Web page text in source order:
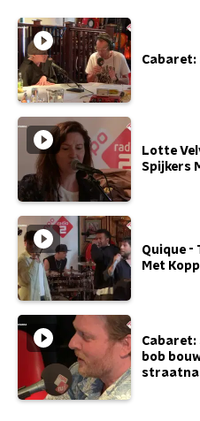
Cabaret:
Lotte
Spijkers
Quique -
Met
bob